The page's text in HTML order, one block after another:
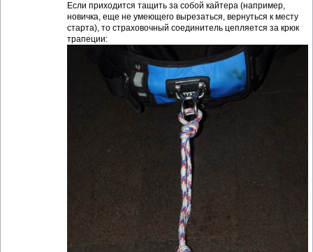
Если приходится тащить за собой кайтера (например,
новичка, еще не умеющего вырезаться, вернуться к месту
старта), то страховочный соединитель цепляется за крюк
трапеции: